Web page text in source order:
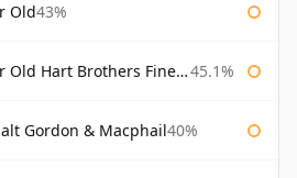
Old43%
Brothers Finest Collection 45.1%
Gordon & Macphail40%